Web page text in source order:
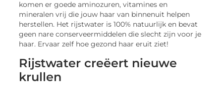
komen er goede aminozuren, vitamines en
mineralen vrij die jouw haar van binnenuit helpen
herstellen. Het rijstwater is 100% natuurlijk en bevat
geen nare conserveermiddelen die slecht zijn voor je
haar. Ervaar zelf hoe gezond haar eruit ziet!
Rijstwater creëert nieuwe
krullen